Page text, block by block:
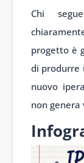
Chi
progetto è
di produrre
nuovo
non genera